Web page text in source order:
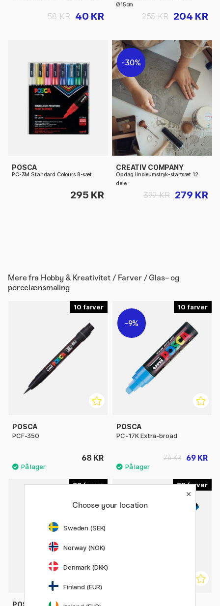
40 KR
58 KR
Ø15cm
204 KR
255 KR
POSCA
PC-3M Standard Colours 8-sæt
295 KR
30%
CREATIV COMPANY
Opdag linoleumstryk-startsæt 12
dele
279 KR
399 KR
Mere fra Hobby & Kreativitet / Farver / Glas- og
porcelænsmaling
10
POSCA
PCF-350
68 KR
10
9%
POSCA
PC-17K Extra-broad
69 KR
76 KR
29
POSCA
22
21%
Choose your location
Sweden (SEK)
Norway (NOK)
Denmark (DKK)
Finland (EUR)